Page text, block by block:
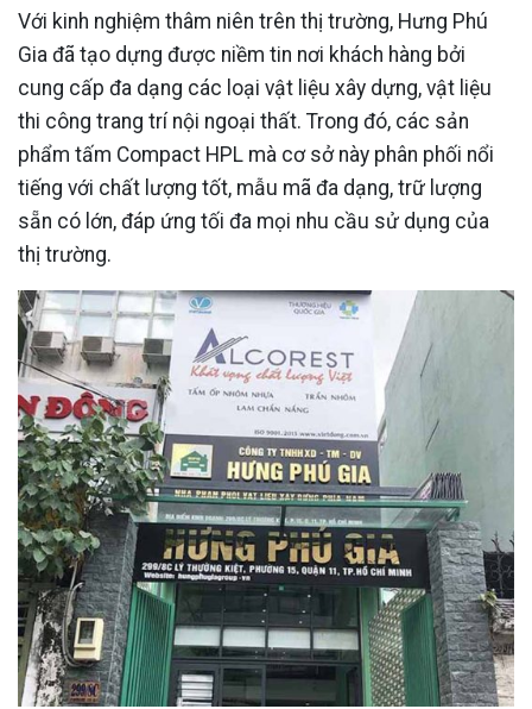
Với kinh nghiệm thâm niên trên thị trường, Hưng Phú
Gia đã tạo dựng được niềm tin nơi khách hàng bởi
cung cấp đa dạng các loại vật liệu xây dựng, vật liệu
thi công trang trí nội ngoại thất. Trong đó, các sản
phẩm tấm Compact HPL mà cơ sở này phân phối nổi
tiếng với chất lượng tốt, mẫu mã đa dạng, trữ lượng
sẵn có lớn, đáp ứng tối đa mọi nhu cầu sử dụng của
thị trường.